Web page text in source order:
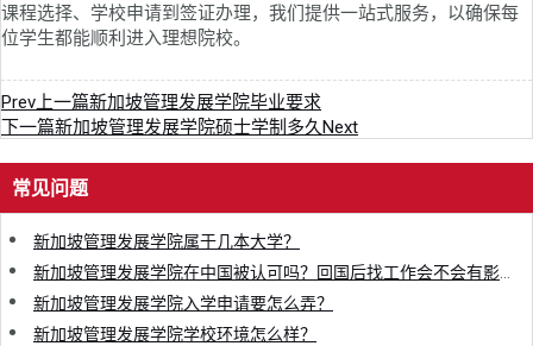
课程选择、学校申请到签证办理，我们提供一站式服务，以确保每
位学生都能顺利进入理想院校。
Prev上一篇新加坡管理发展学院毕业要求
下一篇新加坡管理发展学院硕士学制多久Next
常见问题
新加坡管理发展学院属于几本大学？
新加坡管理发展学院入学申请要怎么弄？
新加坡管理发展学院学校环境怎么样？